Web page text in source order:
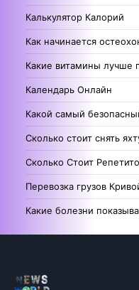
Калькулятор Калорий
Как начинается
Какие витамины лучше
Календарь Онлайн
Какой самый
Сколько стоит снять
Сколько Стоит
Перевозка грузов
Какие болезни